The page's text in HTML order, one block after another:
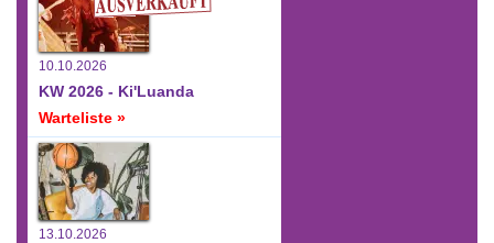
10.10.2026
KW 2026 - Ki'Luanda
Warteliste »
13.10.2026